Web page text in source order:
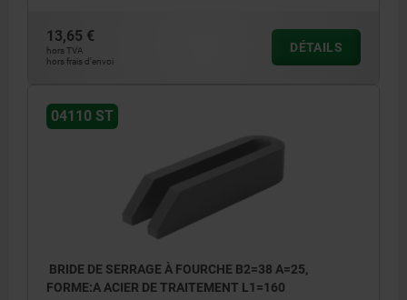
13,65 €
hors TVA
hors frais d’envoi
DÉTAILS
04110 ST
BRIDE DE SERRAGE À FOURCHE B2=38 A=25,
FORME:A ACIER DE TRAITEMENT L1=160